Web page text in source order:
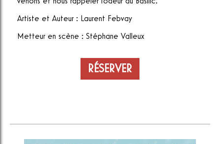
Artiste et Auteur : Laurent Febvay
Metteur en scène : Stéphane Valleux
RÉSERVER